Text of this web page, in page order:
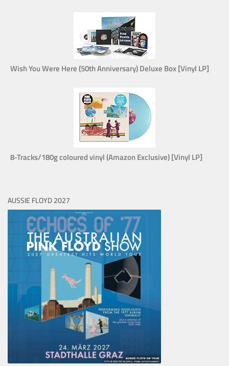
Wish You Were Here (50th Anniversary) Deluxe Box [Vinyl LP]
8-Tracks/180g coloured vinyl (Amazon Exclusive) [Vinyl LP]
AUSSIE FLOYD 2027